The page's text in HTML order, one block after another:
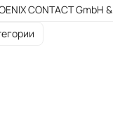
CONTACT GmbH